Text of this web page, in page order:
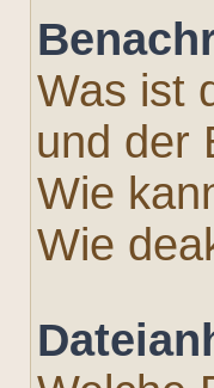
Was ist
und der
Wie
Wie